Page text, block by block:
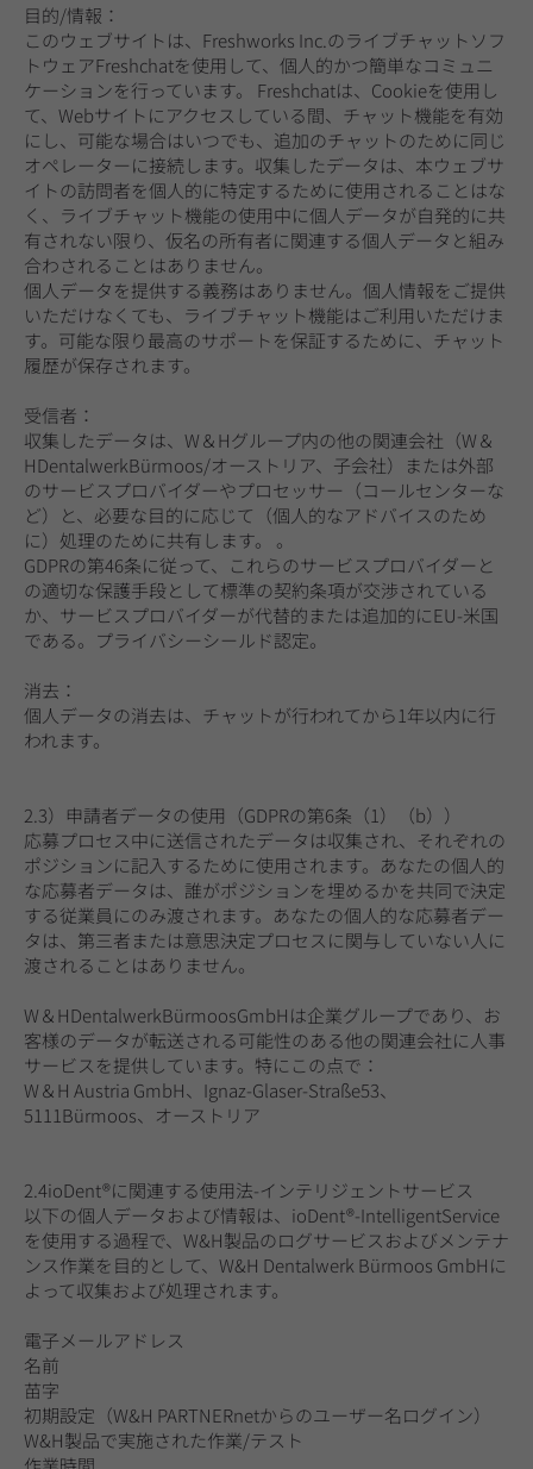
目的/情報：
このウェブサイトは、Freshworks Inc.のライブチャットソフ
トウェアFreshchatを使用して、個人的かつ簡単なコミュニ
ケーションを行っています。 Freshchatは、Cookieを使用し
て、Webサイトにアクセスしている間、チャット機能を有効
にし、可能な場合はいつでも、追加のチャットのために同じ
オペレーターに接続します。収集したデータは、本ウェブサ
イトの訪問者を個人的に特定するために使用されることはな
く、ライブチャット機能の使用中に個人データが自発的に共
有されない限り、仮名の所有者に関連する個人データと組み
合わされることはありません。
個人データを提供する義務はありません。個人情報をご提供
いただけなくても、ライブチャット機能はご利用いただけま
す。可能な限り最高のサポートを保証するために、チャット
履歴が保存されます。
受信者：
収集したデータは、W＆Hグループ内の他の関連会社（W＆
HDentalwerkBürmoos/オーストリア、子会社）または外部
のサービスプロバイダーやプロセッサー（コールセンターな
ど）と、必要な目的に応じて（個人的なアドバイスのため
に）処理のために共有します。 。
GDPRの第46条に従って、これらのサービスプロバイダーと
の適切な保護手段として標準の契約条項が交渉されている
か、サービスプロバイダーが代替的または追加的にEU-米国
である。プライバシーシールド認定。
消去：
個人データの消去は、チャットが行われてから1年以内に行
われます。
2.3）申請者データの使用（GDPRの第6条（1）（b））
応募プロセス中に送信されたデータは収集され、それぞれの
ポジションに記入するために使用されます。あなたの個人的
な応募者データは、誰がポジションを埋めるかを共同で決定
する従業員にのみ渡されます。あなたの個人的な応募者デー
タは、第三者または意思決定プロセスに関与していない人に
渡されることはありません。
W＆HDentalwerkBürmoosGmbHは企業グループであり、お
客様のデータが転送される可能性のある他の関連会社に人事
サービスを提供しています。特にこの点で：
W＆H Austria GmbH、Ignaz-Glaser-Straße53、
5111Bürmoos、オーストリア
2.4ioDent®に関連する使用法-インテリジェントサービス
以下の個人データおよび情報は、ioDent®-IntelligentService
を使用する過程で、W&H製品のログサービスおよびメンテナ
ンス作業を目的として、W&H Dentalwerk Bürmoos GmbHに
よって収集および処理されます。
電子メールアドレス
名前
苗字
初期設定（W&H PARTNERnetからのユーザー名ログイン）
W&H製品で実施された作業/テスト